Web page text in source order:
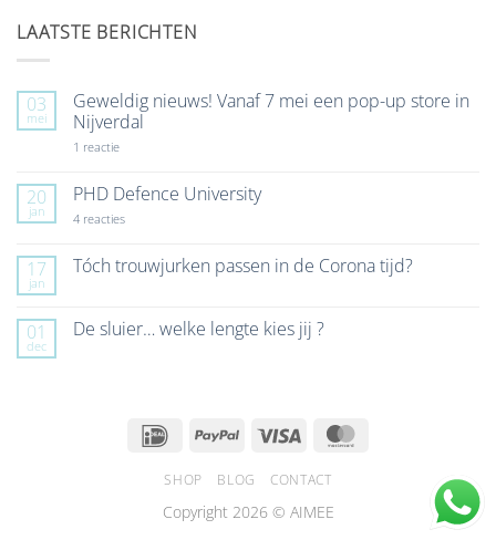
LAATSTE BERICHTEN
03
mei
Geweldig nieuws! Vanaf 7 mei een pop-up store in
Nijverdal
1 reactieop
Vanaf
7
mei
up
store
20
jan
PHD Defence University
4 reactiesop
University
17
jan
Tóch trouwjurken passen in de Corona tijd?
Tóch
01
dec
De sluier… welke lengte kies jij ?
IDeal PayPal Visa
SHOP BLOG CONTACT
Copyright 2026 © AIMEE